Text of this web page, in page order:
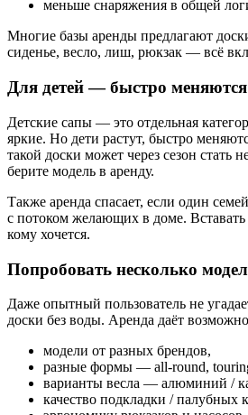
меньше снаряжения в общей
Многие базы аренды предлагают
сиденье, весло, лиш, рюкзак — всё
Для детей — быстро
Детские сапы — это отдельная
яркие. Но дети растут, быстро
такой доски может через сезон стать
берите модель в аренду.
Также аренда спасает, если один
с потоком желающих в доме. Вставать
кому хочется.
Попробовать несколько
Даже опытный пользователь не
доски без воды. Аренда даёт
модели от разных брендов,
разные формы — all-round,
варианты весла — алюминий /
качество подкладки / палубных